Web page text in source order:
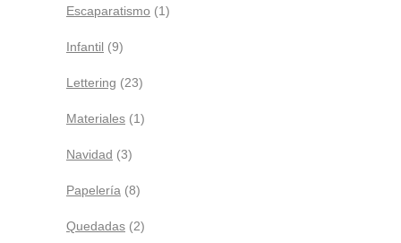
Escaparatismo (1)
Infantil (9)
Lettering (23)
Materiales (1)
Navidad (3)
Papelería (8)
Quedadas (2)